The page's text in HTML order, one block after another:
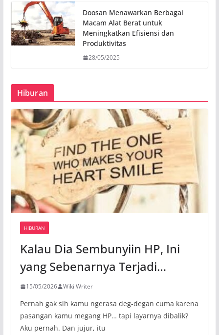
Doosan Menawarkan Berbagai
Macam Alat Berat untuk
Meningkatkan Efisiensi dan
Produktivitas
28/05/2025
Hiburan
HIBURAN
Kalau Dia Sembunyiin HP, Ini
yang Sebenarnya Terjadi…
15/05/2026 Wiki Writer
Pernah gak sih kamu ngerasa deg-degan cuma karena
pasangan kamu megang HP… tapi layarnya dibalik?
Aku pernah. Dan jujur, itu